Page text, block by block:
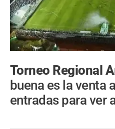
Torneo Regional
buena es la venta
entradas para ver